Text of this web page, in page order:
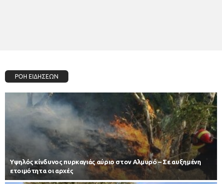
ΡΟΗ ΕΙΔΗΣΕΩΝ
Υψηλός κίνδυνος πυρκαγιάς αύριο στον Αλμυρό – Σε αυξημένη
ετοιμότητα οι αρχές